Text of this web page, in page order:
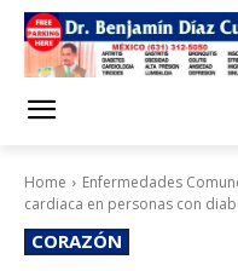
Home Enfermedades
cardiaca en personas con
CORAZÓN